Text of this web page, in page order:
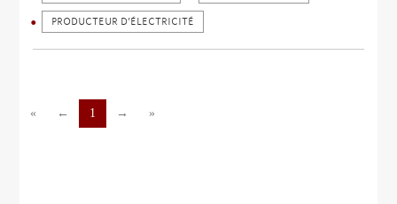
PRODUCTEUR D’ÉLECTRICITÉ
« ← 1 → »